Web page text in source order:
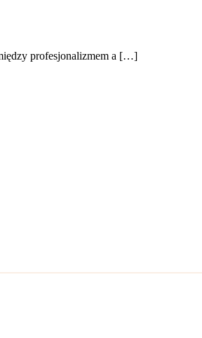
profesjonalizmem a […]